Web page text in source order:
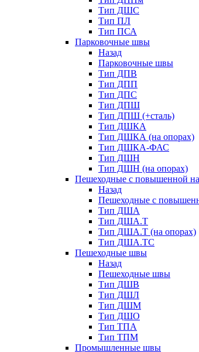
Тип ДШС
Тип ПЛ
Тип ПСА
Парковочные швы
Назад
Парковочные швы
Тип ДПВ
Тип ДПП
Тип ДПС
Тип ДПШ
Тип ДПШ (+сталь)
Тип ДШКА
Тип ДШКА (на опорах)
Тип ДШКА-ФАС
Тип ДШН
Тип ДШН (на опорах)
Пешеходные с повышенной
Назад
Пешеходные с
Тип ДША
Тип ДША.Т
Тип ДША.Т (на опорах)
Тип ДША.ТС
Пешеходные швы
Назад
Пешеходные швы
Тип ДШВ
Тип ДШЛ
Тип ДШМ
Тип ДШО
Тип ТПА
Тип ТПМ
Промышленные швы